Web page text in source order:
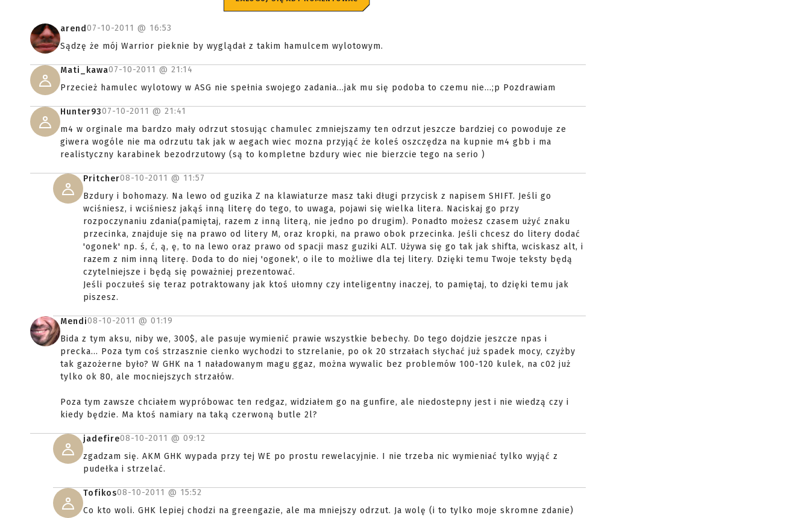
arend07-10-2011 @ 16:53
Sądzę że mój Warrior pieknie by wyglądał z takim hamulcem wylotowym.
Mati_kawa07-10-2011 @ 21:14
Przecież hamulec wylotowy w ASG nie spełnia swojego zadania...jak mu się podoba to czemu nie...;p Pozdrawiam
Hunter9307-10-2011 @ 21:41
m4 w orginale ma bardzo mały odrzut stosując chamulec zmniejszamy ten odrzut jeszcze bardziej co powoduje ze
giwera wogóle nie ma odrzutu tak jak w aegach wiec mozna przyjąć że koleś oszczędza na kupnie m4 gbb i ma
realistyczny karabinek bezodrzutowy (są to kompletne bzdury wiec nie bierzcie tego na serio )
Pritcher08-10-2011 @ 11:57
Bzdury i bohomazy. Na lewo od guzika Z na klawiaturze masz taki długi przycisk z napisem SHIFT. Jeśli go
wciśniesz, i wciśniesz jakąś inną literę do tego, to uwaga, pojawi się wielka litera. Naciskaj go przy
rozpoczynaniu zdania(pamiętaj, razem z inną literą, nie jedno po drugim). Ponadto możesz czasem użyć znaku
przecinka, znajduje się na prawo od litery M, oraz kropki, na prawo obok przecinka. Jeśli chcesz do litery dodać
'ogonek' np. ś, ć, ą, ę, to na lewo oraz prawo od spacji masz guziki ALT. Używa się go tak jak shifta, wciskasz alt, i
razem z nim inną literę. Doda to do niej 'ogonek', o ile to możliwe dla tej litery. Dzięki temu Twoje teksty będą
czytelniejsze i będą się poważniej prezentować.
Jeśli poczułeś się teraz potraktowany jak ktoś ułomny czy inteligentny inaczej, to pamiętaj, to dzięki temu jak
piszesz.
Mendi08-10-2011 @ 01:19
Bida z tym aksu, niby we, 300$, ale pasuje wymienić prawie wszystkie bebechy. Do tego dojdzie jeszcze npas i
precka... Poza tym coś strzasznie cienko wychodzi to stzrelanie, po ok 20 strzałach słychać już spadek mocy, czyżby
tak gazożerne było? W GHK na 1 naładowanym magu ggaz, można wywalic bez problemów 100-120 kulek, na c02 już
tylko ok 80, ale mocniejszych strzałów.
Poza tym zawsze chciałem wypróbowac ten redgaz, widziałem go na gunfire, ale niedostepny jest i nie wiedzą czy i
kiedy będzie. Ma ktoś namiary na taką czerwoną butle 2l?
jadefire08-10-2011 @ 09:12
zgadzam się. AKM GHK wypada przy tej WE po prostu rewelacyjnie. I nie trzeba nic wymieniać tylko wyjąć z
pudełka i strzelać.
Tofikos08-10-2011 @ 15:52
Co kto woli. GHK lepiej chodzi na greengazie, ale ma mniejszy odrzut. Ja wolę (i to tylko moje skromne zdanie)